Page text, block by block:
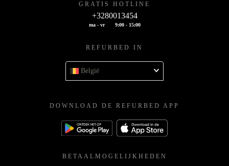
GRATIS HOTLINE
+3280013454
ma - vr 9:00 - 15:00
REFURBED IN
België
DOWNLOAD DE REFURBED APP
BETAALMOGELIJKHEDEN